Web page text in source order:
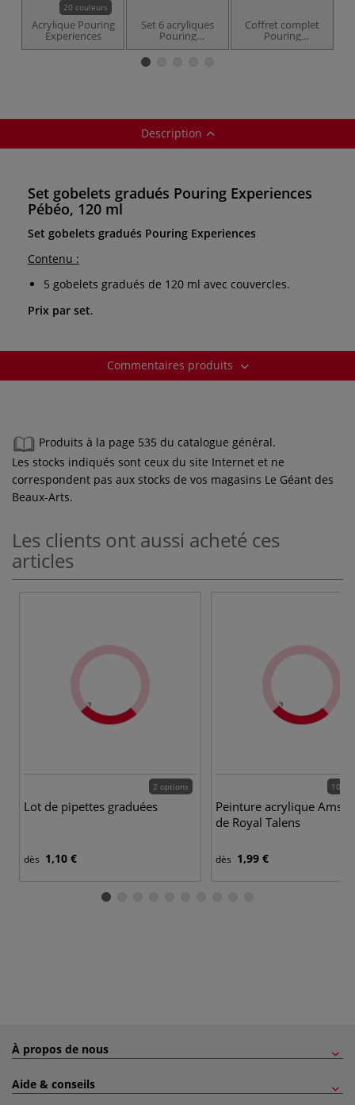
20 couleurs
Acrylique Pouring
Experiences
Set 6 acryliques
Pouring
Experiences
Coffret complet
Pouring
Expériences 47
Description
Set gobelets gradués Pouring Experiences
Pébéo, 120 ml
Set gobelets gradués Pouring Experiences
Contenu :
5 gobelets gradués de 120 ml avec couvercles.
Prix par set.
Commentaires produits
Produits à la page 535 du catalogue général.
Les stocks indiqués sont ceux du site Internet et ne
correspondent pas aux stocks de vos magasins Le Géant des
Beaux-Arts.
Les clients ont aussi acheté ces
articles
2 options
Lot de pipettes graduées
dès 1,10 €
102
Peinture acrylique
de Royal Talens
dès 1,99 €
À propos de nous
Aide & conseils